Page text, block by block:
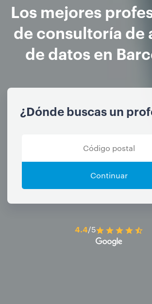
Los mejores
de consultoría de
de datos en
¿Dónde buscas un
Continuar
4.4/5